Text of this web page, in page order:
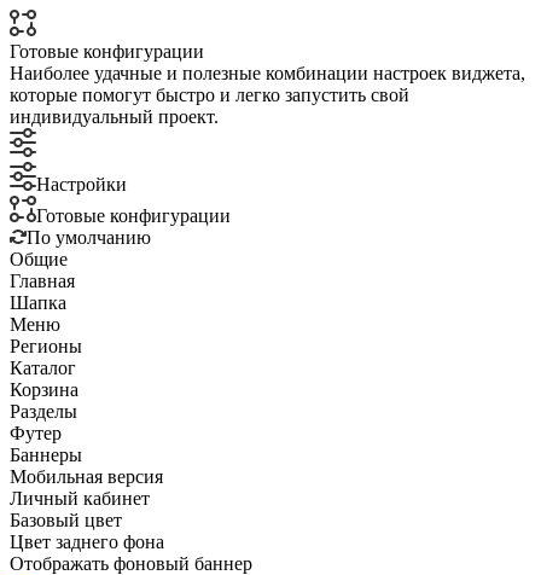
Готовые конфигурации
Наиболее удачные и полезные комбинации настроек виджета,
которые помогут быстро и легко запустить свой
индивидуальный проект.
Настройки
Готовые конфигурации
По умолчанию
Общие
Главная
Шапка
Меню
Регионы
Каталог
Корзина
Разделы
Футер
Баннеры
Мобильная версия
Личный кабинет
Базовый цвет
Цвет заднего фона
Отображать фоновый баннер